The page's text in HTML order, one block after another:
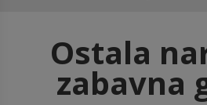
Ostala
zabavna